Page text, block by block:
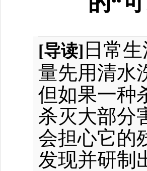
[导读] 日常
量先用清水
但如果一种
杀灭大部分
会担心它的
发现并研制